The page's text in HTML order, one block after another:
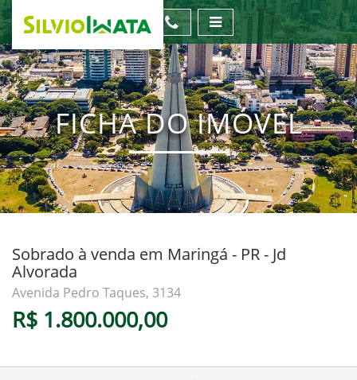
FICHA DO IMÓVEL
Sobrado à venda em Maringá - PR - Jd
Alvorada
Avenida Pedro Taques, 3134
R$ 1.800.000,00